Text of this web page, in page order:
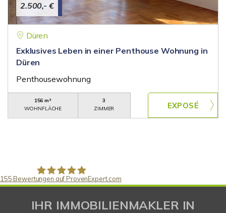
2.500,- €
Düren
Exklusives Leben in einer Penthouse Wohnung in
Düren
Penthousewohnung
156 m²
WOHNFLÄCHE
3
ZIMMER
Gaspar Immobilienberatung
155 Bewertungen auf ProvenExpert.com
IHR IMMOBILIENMAKLER IN